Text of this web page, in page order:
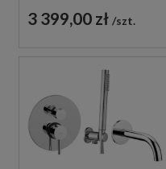
DROŻNA
3 399,00 zł szt.